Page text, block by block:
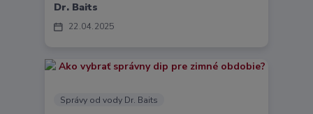
22 04 2025
Dr. Baits
Správy od vody Dr. Baits